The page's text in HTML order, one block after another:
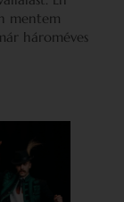
mentem
hároméves